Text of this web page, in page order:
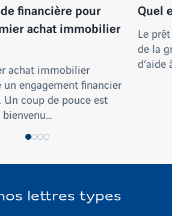
financière pour
achat immobilier
achat immobilier
un engagement financier
coup de pouce est
Quel
Le
de la
d’aide
lettres types